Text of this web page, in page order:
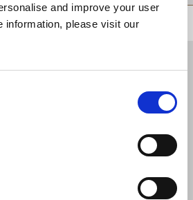
and improve your user
information, please visit our